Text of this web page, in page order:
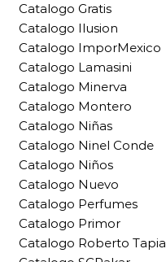
Catalogo Gratis
Catalogo Ilusion
Catalogo ImporMexico
Catalogo Lamasini
Catalogo Minerva
Catalogo Montero
Catalogo Niñas
Catalogo Ninel Conde
Catalogo Niños
Catalogo Nuevo
Catalogo Perfumes
Catalogo Primor
Catalogo Roberto Tapia